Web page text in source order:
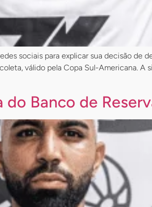
sociais para explicar sua decisão de
válido pela Copa Sul-Americana. A
Banco de